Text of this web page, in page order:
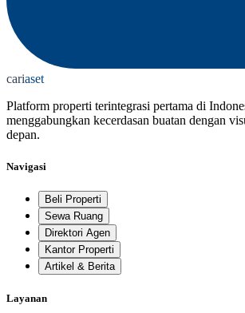
cariaset
Platform properti terintegrasi pertama di
menggabungkan kecerdasan buatan dengan
depan.
Navigasi
Beli Properti
Sewa Ruang
Direktori Agen
Kantor Properti
Artikel & Berita
Layanan